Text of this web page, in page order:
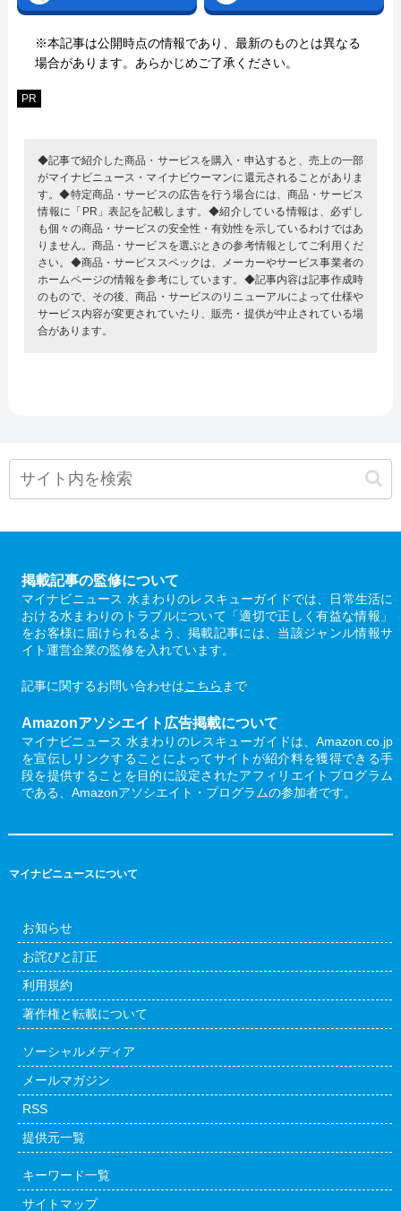
※本記事は公開時点の情報であり、最新のものとは異なる
場合があります。あらかじめご了承ください。
PR
◆記事で紹介した商品・サービスを購入・申込すると、売上の一部
がマイナビニュース・マイナビウーマンに還元されることがありま
す。◆特定商品・サービスの広告を行う場合には、商品・サービス
情報に「PR」表記を記載します。◆紹介している情報は、必ずし
も個々の商品・サービスの安全性・有効性を示しているわけではあ
りません。商品・サービスを選ぶときの参考情報としてご利用くだ
さい。◆商品・サービススペックは、メーカーやサービス事業者の
ホームページの情報を参考にしています。◆記事内容は記事作成時
のもので、その後、商品・サービスのリニューアルによって仕様や
サービス内容が変更されていたり、販売・提供が中止されている場
合があります。
掲載記事の監修について
マイナビニュース 水まわりのレスキューガイドでは、日常生活に
おける水まわりのトラブルについて「適切で正しく有益な情報」
をお客様に届けられるよう、掲載記事には、当該ジャンル情報サ
イト運営企業の監修を入れています。
記事に関するお問い合わせはこちら まで
Amazonアソシエイト広告掲載について
マイナビニュース 水まわりのレスキューガイドは、Amazon.co.jp
を宣伝しリンクすることによってサイトが紹介料を獲得できる手
段を提供することを目的に設定されたアフィリエイトプログラム
である、Amazonアソシエイト・プログラムの参加者です。
マイナビニュースについて
お知らせ
お詫びと訂正
利用規約
著作権と転載について
ソーシャルメディア
メールマガジン
RSS
提供元一覧
キーワード一覧
サイトマップ